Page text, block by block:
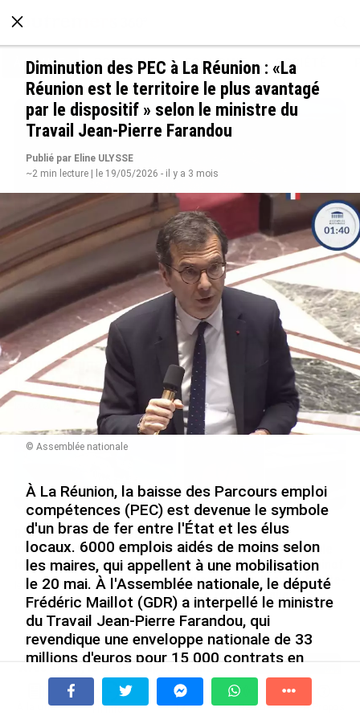
À LA UNE POLITIQUE ECONOMIE SOCIÉTÉ
SÉRIE. Histoire des chefs-lieux d’Outre-mer :
Nouméa, une capitale construite par le bagne,
le nickel et le Pacifique
le 08/08/2026
Rapport 2025 de l’Ifremer :
un engagement décisif dans
les Outre-mer
le 07/08/2026
De Messi à Trump :
l’expérience internationale
du Martiniquais Benoît Etinof
au service du Karibea Sainte-
Luce en Martinique
le 07/08/2026
Avec VEENI, le Guadeloupéen Yanis
Foy entend participer au
développement tourist...
À la une Tv Radio A Propos
Diminution des PEC à La Réunion : «La
Réunion est le territoire le plus avantagé
par le dispositif » selon le ministre du
Travail Jean-Pierre Farandou
Publié par Eline ULYSSE
~2 min lecture | le 19/05/2026 - il y a 3 mois
© Assemblée nationale
À La Réunion, la baisse des Parcours emploi
compétences (PEC) est devenue le symbole
d'un bras de fer entre l'État et les élus
locaux. 6000 emplois aidés de moins selon
les maires, qui appellent à une mobilisation
le 20 mai. À l'Assemblée nationale, le député
Frédéric Maillot (GDR) a interpellé le ministre
du Travail Jean-Pierre Farandou, qui
revendique une enveloppe nationale de 33
millions d'euros pour 15 000 contrats en
2026 et défend une « pleine liberté de
manœuvre » du préfet pour redéployer des